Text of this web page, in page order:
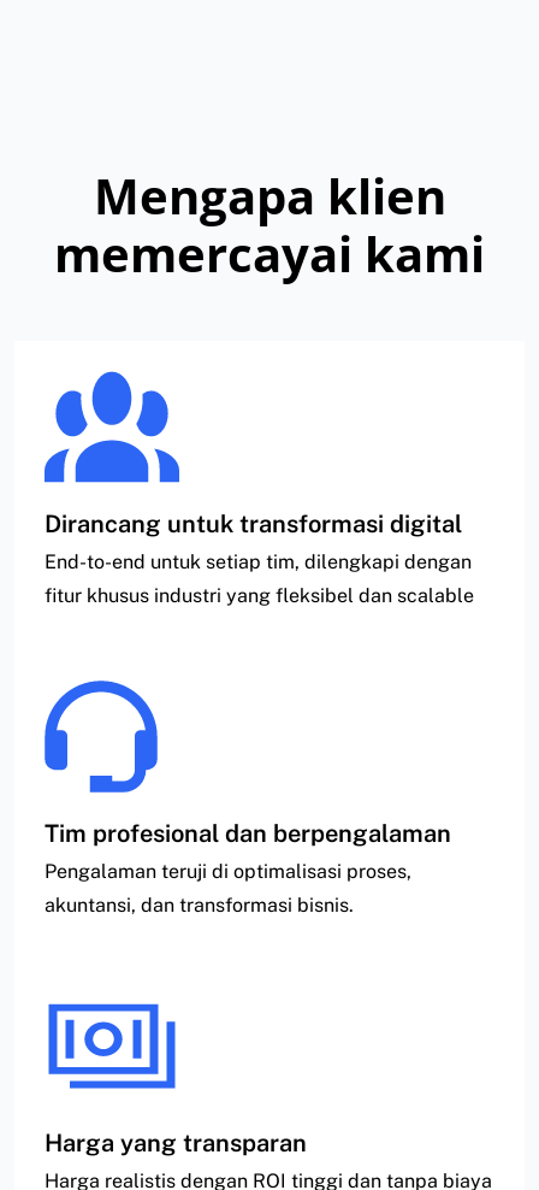
Mengapa klien
memercayai kami
Dirancang untuk transformasi digital
End-to-end untuk setiap tim, dilengkapi dengan
fitur khusus industri yang fleksibel dan scalable
Tim profesional dan berpengalaman
Pengalaman teruji di optimalisasi proses,
akuntansi, dan transformasi bisnis.
Harga yang transparan
Harga realistis dengan ROI tinggi dan tanpa biaya